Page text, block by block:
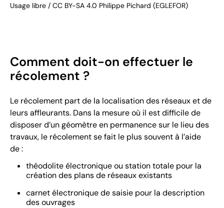
Usage libre / CC BY-SA 4.0 Philippe Pichard (EGLEFOR)
Comment doit-on effectuer le
récolement ?
Le récolement part de la localisation des réseaux et de
leurs affleurants. Dans la mesure où il est difficile de
disposer d’un géomètre en permanence sur le lieu des
travaux, le récolement se fait le plus souvent à l’aide
de :
théodolite électronique ou station totale pour la
création des plans de réseaux existants
carnet électronique de saisie pour la description
des ouvrages